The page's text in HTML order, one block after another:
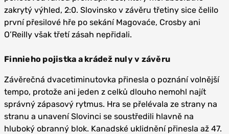
zakrytý výhled, 2:0. Slovinsko v závěru třetiny sice čelilo
první přesilové hře po sekání Magovaće, Crosby ani
O’Reilly však třetí zásah nepřidali.
Finnieho pojistka a krádež nuly v závěru
Závěrečná dvacetiminutovka přinesla o poznání volnější
tempo, protože ani jeden z celků dlouho nemohl najít
správný zápasový rytmus. Hra se přelévala ze strany na
stranu a unavení Slovinci se soustředili hlavně na
hluboký obranný blok. Kanadské uklidnění přinesla až 47.